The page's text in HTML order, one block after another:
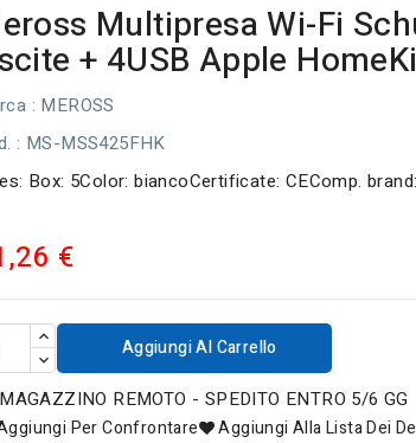
Multipresa Wi-Fi
+ 4USB Apple
: MEROSS
: MS-MSS425FHK
Box: 5Color: biancoCertificate: CEComp.
€
Aggiungi Al Carrello
MAGAZZINO REMOTO - SPEDITO ENTRO 5/6 GG
Per Confrontare Aggiungi Alla Lista Dei